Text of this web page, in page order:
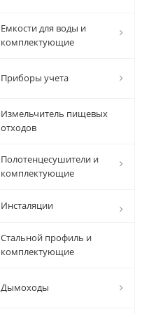
Емкости для воды и
комплектующие
Приборы учета
Измельчитель пищевых
отходов
Полотенцесушители и
комплектующие
Инсталяции
Стальной профиль и
комплектующие
Дымоходы